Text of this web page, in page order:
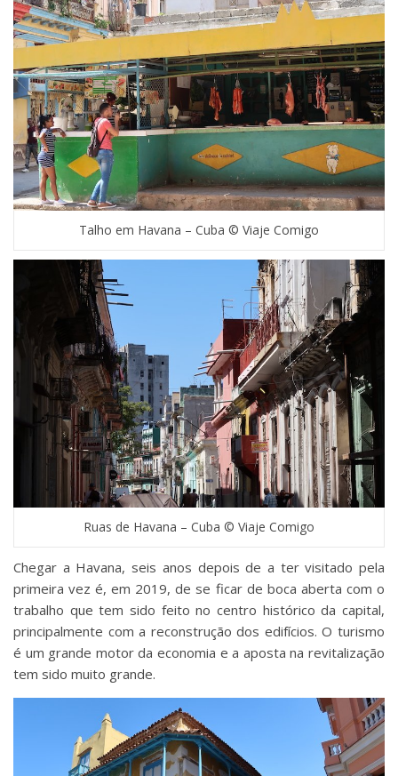
Talho em Havana – Cuba © Viaje Comigo
Ruas de Havana – Cuba © Viaje Comigo
Chegar a Havana, seis anos depois de a ter visitado pela
primeira vez é, em 2019, de se ficar de boca aberta com o
trabalho que tem sido feito no centro histórico da capital,
principalmente com a reconstrução dos edifícios. O turismo
é um grande motor da economia e a aposta na revitalização
tem sido muito grande.